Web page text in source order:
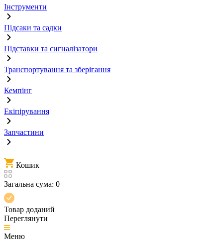
Інструменти
Підсаки та садки
Підставки та сигналізатори
Транспортування та зберігання
Кемпінг
Екіпірування
Запчастини
Кошик
Загальна сума: 0
Товар доданий
Переглянути
Меню